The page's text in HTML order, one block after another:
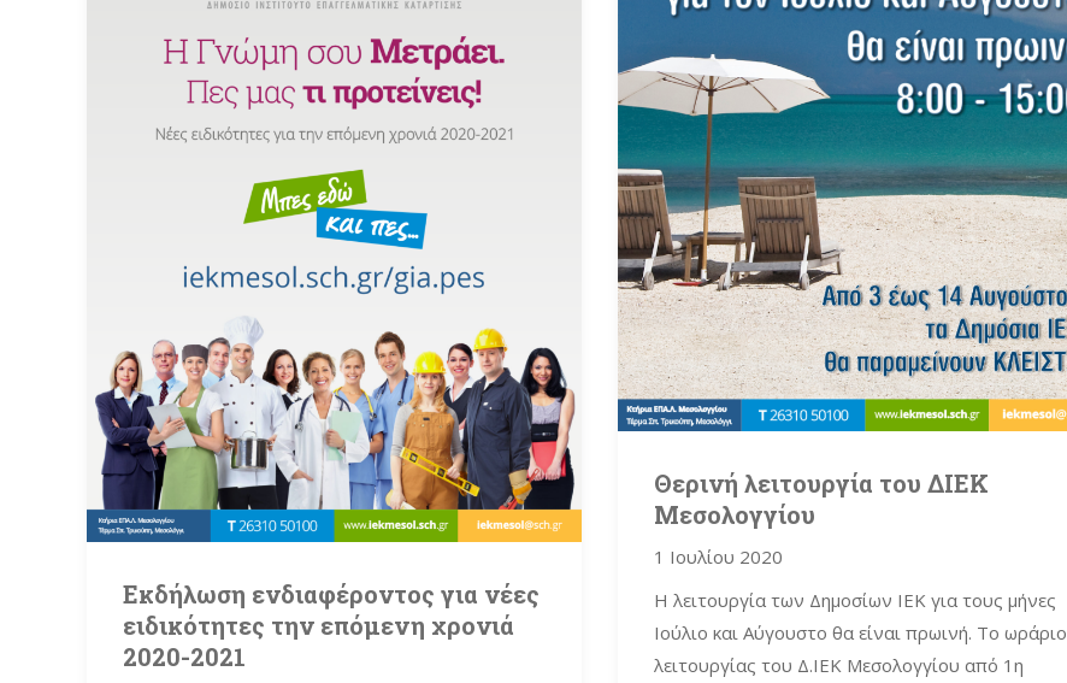
Θερινή λειτουργία του ΔΙΕΚ
Μεσολογγίου
1 Ιουλίου 2020
Η λειτουργία των Δημοσίων ΙΕΚ για τους μήνες
Ιούλιο και Αύγουστο θα είναι πρωινή. Το ωράριο
λειτουργίας του Δ.ΙΕΚ Μεσολογγίου από 1η
Εκδήλωση ενδιαφέροντος για νέες
ειδικότητες την επόμενη χρονιά
2020-2021